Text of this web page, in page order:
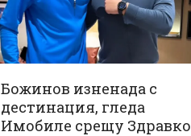
Божинов изненада с
дестинация, гледа
Имобиле срещу Здравко